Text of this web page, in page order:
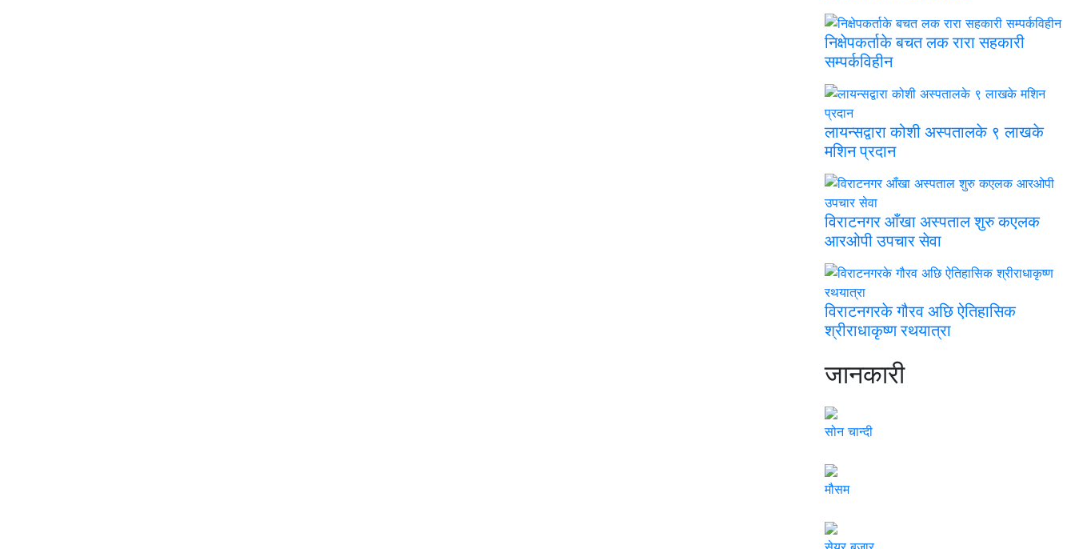
निक्षेपकर्ताके बचत लक रारा सहकारी
सम्पर्कविहीन
लायन्सद्वारा कोशी अस्पतालके ९ लाखके
मशिन प्रदान
विराटनगर आँखा अस्पताल शुरु कएलक
आरओपी उपचार सेवा
विराटनगरके गौरव अछि ऐतिहासिक
श्रीराधाकृष्ण रथयात्रा
जानकारी
सोन चान्दी
मौसम